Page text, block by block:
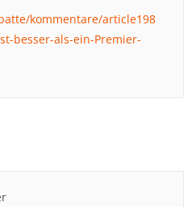
kommentare/article198
besser-als-ein-Premier-